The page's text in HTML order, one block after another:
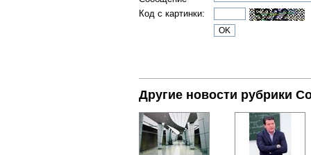
Код с картинки:
Другие новости рубрики